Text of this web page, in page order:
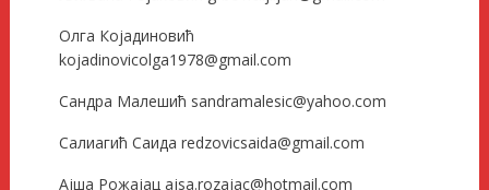
Олга Којадиновић
kojadinovicolga1978@gmail.com
Сандра Малешић sandramalesic@yahoo.com
Салиагић Саида redzovicsaida@gmail.com
Ајша Рожајац ajsa.rozajac@hotmail.com